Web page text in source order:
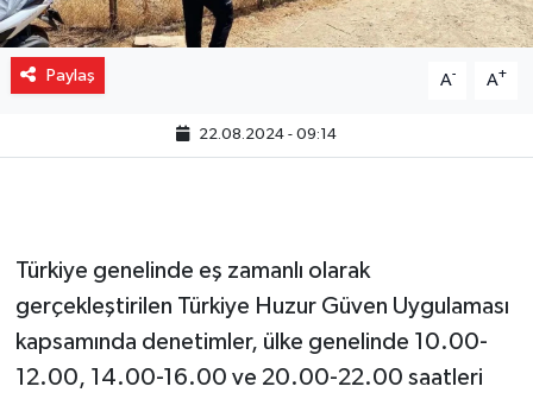
Paylaş A- A+
22.08.2024 - 09:14
Türkiye genelinde eş zamanlı olarak
gerçekleştirilen Türkiye Huzur Güven Uygulaması
kapsamında denetimler, ülke genelinde 10.00-
12.00, 14.00-16.00 ve 20.00-22.00 saatleri
Turizm